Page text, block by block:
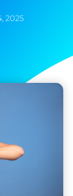
2025